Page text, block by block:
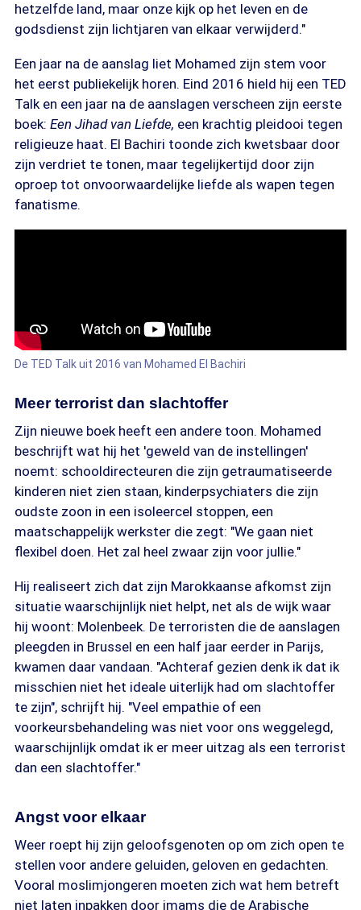
hetzelfde land, maar onze kijk op het leven en de
godsdienst zijn lichtjaren van elkaar verwijderd."
Een jaar na de aanslag liet Mohamed zijn stem voor
het eerst publiekelijk horen. Eind 2016 hield hij een TED
Talk en een jaar na de aanslagen verscheen zijn eerste
boek: Een Jihad van Liefde, een krachtig pleidooi tegen
religieuze haat. El Bachiri toonde zich kwetsbaar door
zijn verdriet te tonen, maar tegelijkertijd door zijn
oproep tot onvoorwaardelijke liefde als wapen tegen
fanatisme.
De TED Talk uit 2016 van Mohamed El Bachiri
Meer terrorist dan slachtoffer
Zijn nieuwe boek heeft een andere toon. Mohamed
beschrijft wat hij het 'geweld van de instellingen'
noemt: schooldirecteuren die zijn getraumatiseerde
kinderen niet zien staan, kinderpsychiaters die zijn
oudste zoon in een isoleercel stoppen, een
maatschappelijk werkster die zegt: "We gaan niet
flexibel doen. Het zal heel zwaar zijn voor jullie."
Hij realiseert zich dat zijn Marokkaanse afkomst zijn
situatie waarschijnlijk niet helpt, net als de wijk waar
hij woont: Molenbeek. De terroristen die de aanslagen
pleegden in Brussel en een half jaar eerder in Parijs,
kwamen daar vandaan. "Achteraf gezien denk ik dat ik
misschien niet het ideale uiterlijk had om slachtoffer
te zijn", schrijft hij. "Veel empathie of een
voorkeursbehandeling was niet voor ons weggelegd,
waarschijnlijk omdat ik er meer uitzag als een terrorist
dan een slachtoffer."
Angst voor elkaar
Weer roept hij zijn geloofsgenoten op om zich open te
stellen voor andere geluiden, geloven en gedachten.
Vooral moslimjongeren moeten zich wat hem betreft
niet laten inpakken door imams die de Arabische